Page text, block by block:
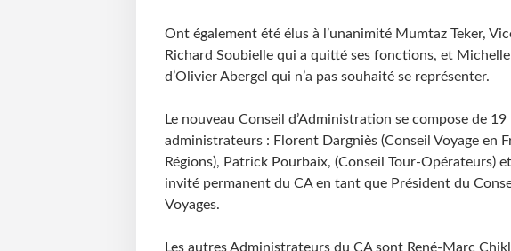
Ont également été élus à l’unanimité Mumtaz Teker,
Richard Soubielle qui a quitté ses fonctions, et
d’Olivier Abergel qui n’a pas souhaité se représenter.
Le nouveau Conseil d’Administration se compose de
administrateurs : Florent Dargniès (Conseil Voyage en
Régions), Patrick Pourbaix, (Conseil Tour-Opérateurs)
invité permanent du CA en tant que Président du
Voyages.
Les autres Administrateurs du CA sont René-Marc